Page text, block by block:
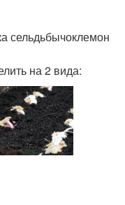
сельдьбычоклемон
на 2 вида: